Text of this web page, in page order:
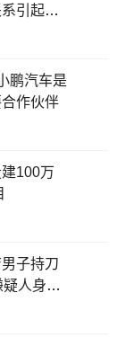
引起热
鹏汽车是
作伙伴
100万
子持刀
人身份